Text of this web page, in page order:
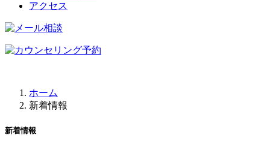
アクセス
ホーム
新着情報
新着情報